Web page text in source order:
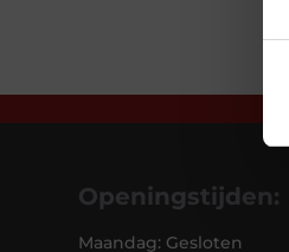
Openingstijden:
Maandag: Gesloten